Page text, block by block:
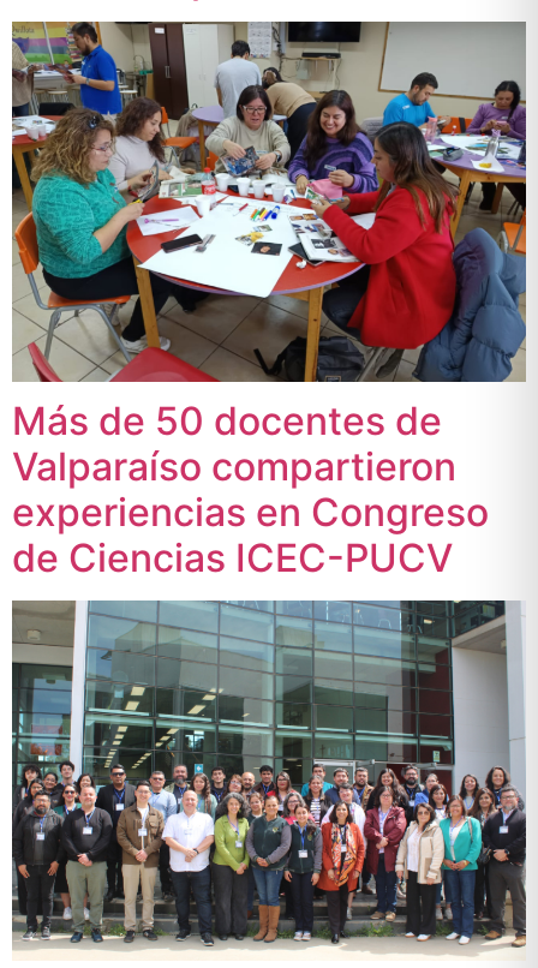
Más de 50 docentes de
Valparaíso compartieron
experiencias en Congreso
de Ciencias ICEC-PUCV